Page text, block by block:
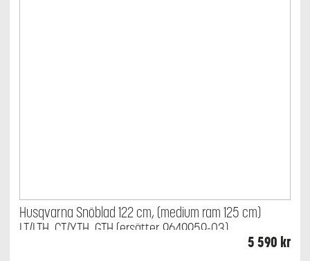
Husqvarna Snöblad 122 cm, (medium ram 125 cm)
LT/LTH, CT/YTH, GTH (ersätter 9649959-03)
5 590 kr